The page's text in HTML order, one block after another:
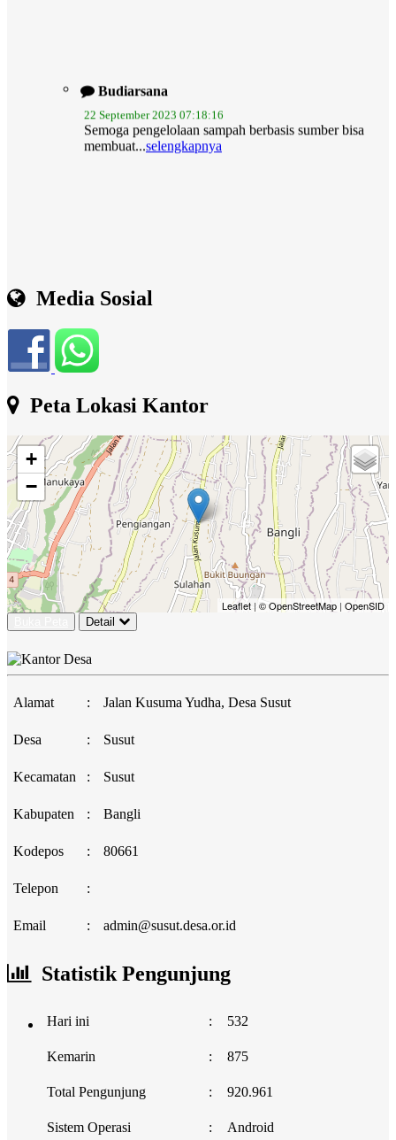
22 September 2023 07:18:16
membuat...selengkapnya
Media Sosial
Peta Lokasi Kantor
+
−
Leaflet |© OpenStreetMap | OpenSID
Detail
Alamat : Jalan Kusuma Yudha, Desa Susut
Desa : Susut
Kecamatan : Susut
Kabupaten : Bangli
Kodepos : 80661
Telepon :
Email : admin@susut.desa.or.id
Statistik Pengunjung
Hari ini : 532
Kemarin : 875
Total Pengunjung : 920.961
Sistem Operasi : Android